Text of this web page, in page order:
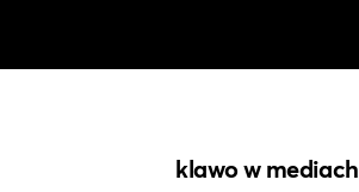
klawo w mediach